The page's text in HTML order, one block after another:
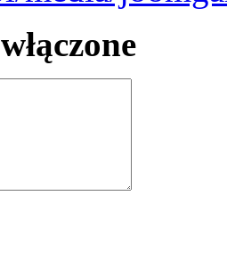
włączone